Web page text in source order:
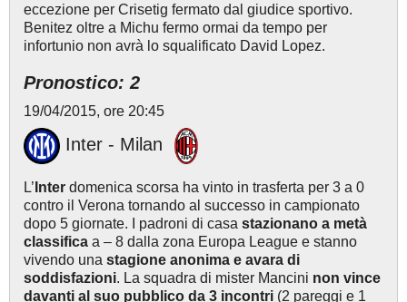
eccezione per Crisetig fermato dal giudice sportivo.
Benitez oltre a Michu fermo ormai da tempo per
infortunio non avrà lo squalificato David Lopez.
Pronostico: 2
19/04/2015, ore 20:45
Inter - Milan
L’ Inter domenica scorsa ha vinto in trasferta per 3 a 0
contro il Verona tornando al successo in campionato
dopo 5 giornate. I padroni di casa stazionano a metà
classifica a – 8 dalla zona Europa League e stanno
vivendo una stagione anonima e avara di
soddisfazioni. La squadra di mister Mancini non vince
davanti al suo pubblico da 3 incontri (2 pareggi e 1